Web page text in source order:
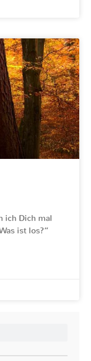
ich Dich mal
ist los?“